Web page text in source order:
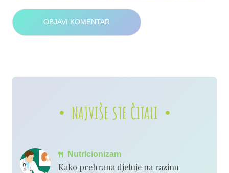
NAJVIŠE STE ČITALI
Nutricionizam
Kako prehrana djeluje na razinu